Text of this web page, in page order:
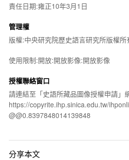
責任日期:雍正10年3月1日
管理權
版權:中央研究院歷史語言研究所版權所
使用限制:開放:開放影像:開放影像
授權聯絡窗口
請連結至「史語所藏品圖像授權申請」
https://copyrite.ihp.sinica.edu.tw/
@@0.8397848014139848
分享本文